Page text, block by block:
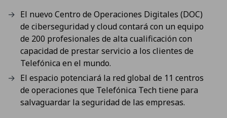
El nuevo Centro de Operaciones Digitales (DOC)
de ciberseguridad y cloud contará con un equipo
de 200 profesionales de alta cualificación con
capacidad de prestar servicio a los clientes de
Telefónica en el mundo.
El espacio potenciará la red global de 11 centros
de operaciones que Telefónica Tech tiene para
salvaguardar la seguridad de las empresas.